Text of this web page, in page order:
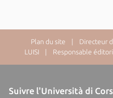
Plan du site | Directeur
LUISI | Responsable
Suivre l'Università di